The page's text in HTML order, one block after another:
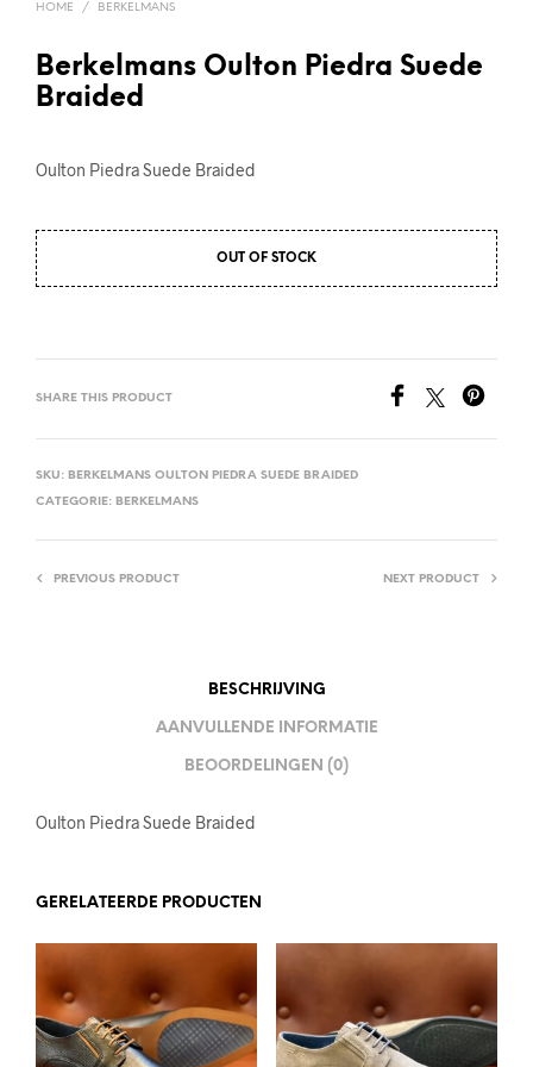
HOME / BERKELMANS
Berkelmans Oulton Piedra Suede
Braided
Oulton Piedra Suede Braided
OUT OF STOCK
SHARE THIS PRODUCT
SKU: BERKELMANS OULTON PIEDRA SUEDE BRAIDED
CATEGORIE: BERKELMANS
PREVIOUS PRODUCT NEXT PRODUCT
BESCHRIJVING
AANVULLENDE INFORMATIE
BEOORDELINGEN (0)
Oulton Piedra Suede Braided
GERELATEERDE PRODUCTEN